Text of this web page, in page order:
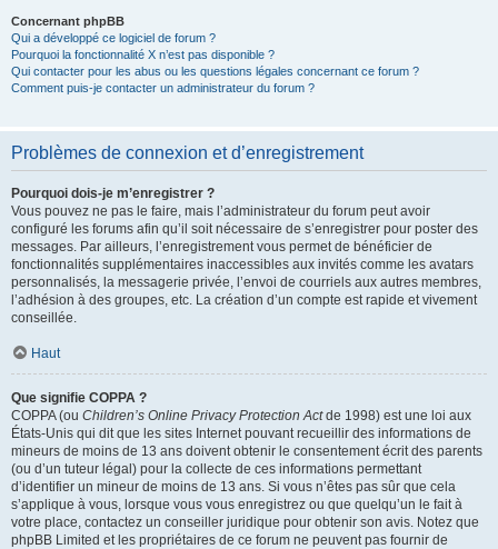
Concernant phpBB
Qui a développé ce logiciel de forum ?
Pourquoi la fonctionnalité X n’est pas disponible ?
Qui contacter pour les abus ou les questions légales concernant ce forum ?
Comment puis-je contacter un administrateur du forum ?
Problèmes de connexion et d’enregistrement
Pourquoi dois-je m’enregistrer ?
Vous pouvez ne pas le faire, mais l’administrateur du forum peut avoir
configuré les forums afin qu’il soit nécessaire de s’enregistrer pour poster des
messages. Par ailleurs, l’enregistrement vous permet de bénéficier de
fonctionnalités supplémentaires inaccessibles aux invités comme les avatars
personnalisés, la messagerie privée, l’envoi de courriels aux autres membres,
l’adhésion à des groupes, etc. La création d’un compte est rapide et vivement
conseillée.
Haut
Que signifie COPPA ?
COPPA (ou Children’s Online Privacy Protection Actde 1998) est une loi aux
États-Unis qui dit que les sites Internet pouvant recueillir des informations de
mineurs de moins de 13 ans doivent obtenir le consentement écrit des parents
(ou d’un tuteur légal) pour la collecte de ces informations permettant
d’identifier un mineur de moins de 13 ans. Si vous n’êtes pas sûr que cela
s’applique à vous, lorsque vous vous enregistrez ou que quelqu’un le fait à
votre place, contactez un conseiller juridique pour obtenir son avis. Notez que
phpBB Limited et les propriétaires de ce forum ne peuvent pas fournir de